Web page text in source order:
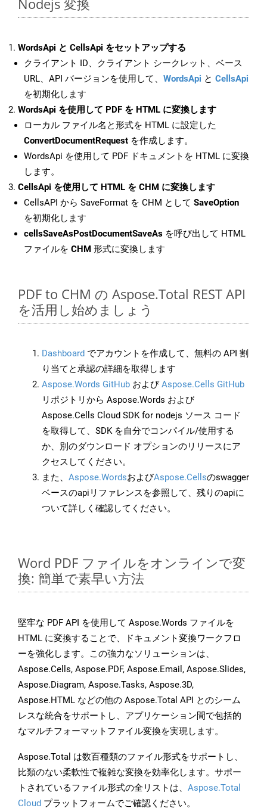
Nodejs 変換
WordsApi と CellsApi をセットアップする
クライアント ID、クライアント シークレット、ベース
URL、API バージョンを使用して、 WordsApi と CellsApi
を初期化します
WordsApi を使用して PDF を HTML に変換します
ローカル ファイル名と形式を HTML に設定した
ConvertDocumentRequest を作成します。
WordsApi を使用して PDF ドキュメントを HTML に変換
します。
CellsApi を使用して HTML を CHM に変換します
CellsAPI から SaveFormat を CHM として SaveOption
を初期化します
cellsSaveAsPostDocumentSaveAs を呼び出して HTML
ファイルを CHM 形式に変換します
PDF to CHM の Aspose.Total REST API
を活用し始めましょう
Dashboard でアカウントを作成して、無料の API 割
り当てと承認の詳細を取得します
Aspose.Words GitHub およびAspose.Cells GitHub
リポジトリから Aspose.Words および
Aspose.Cells Cloud SDK for nodejs ソース コード
を取得して、SDK を自分でコンパイル/使用する
か、別のダウンロード オプションのリリースにア
クセスしてください。
また、 Aspose.WordsおよびAspose.Cellsのswagger
ベースのapiリファレンスを参照して、残りのapiに
ついて詳しく確認してください。
Word PDF ファイルをオンラインで変
換: 簡単で素早い方法
堅牢な PDF API を使用して Aspose.Words ファイルを
HTML に変換することで、ドキュメント変換ワークフロ
ーを強化します。この強力なソリューションは、
Aspose.Cells, Aspose.PDF, Aspose.Email, Aspose.Slides,
Aspose.Diagram, Aspose.Tasks, Aspose.3D,
Aspose.HTML などの他の Aspose.Total API とのシーム
レスな統合をサポートし、アプリケーション間で包括的
なマルチフォーマットファイル変換を実現します。
Aspose.Total は数百種類のファイル形式をサポートし、
比類のない柔軟性で複雑な変換を効率化します。サポー
トされているファイル形式の全リストは、 Aspose.Total
Cloud プラットフォームでご確認ください。